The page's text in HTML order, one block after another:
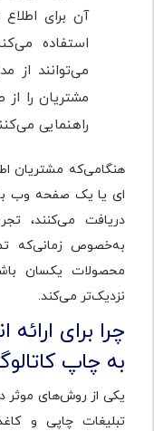
آن برای
استفاده
می‌توانند از
مشتریان را
راهنمایی
هنگامی‌که مشتریان
‌ای یا یک صفحه وب با
دریافت می‌کنند،
به‌خصوص زمانی‌که
محصولات یکسان
نزدیک‌تر می‌کند.
چرا برای
به چاپ
یکی از روش‌های موثر
تبلیغات چاپی و